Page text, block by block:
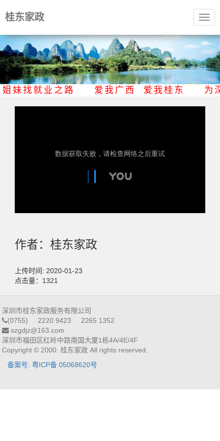
桂东家政
姐妹找就业之路 爱我广西 爱我桂东 为
作者：桂东家政
上传时间: 2020-01-23
点击量：1321
深圳市桂东家政服务有限公司
(0755) 2220 9423 2265 1352
szgdjz@163.com
深圳市福田区红岭中路南国大厦1栋4A/4E/4F
Copyright © 2000. 桂东家政 All rights reserved.
备案号: 粤ICP备 05068620号